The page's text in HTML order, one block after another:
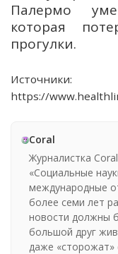
Палермо
которая
прогулки.
https://
Coral
Журналистка
«Социальные
международные
более семи лет
новости должны
большой друг
даже «сторожат»